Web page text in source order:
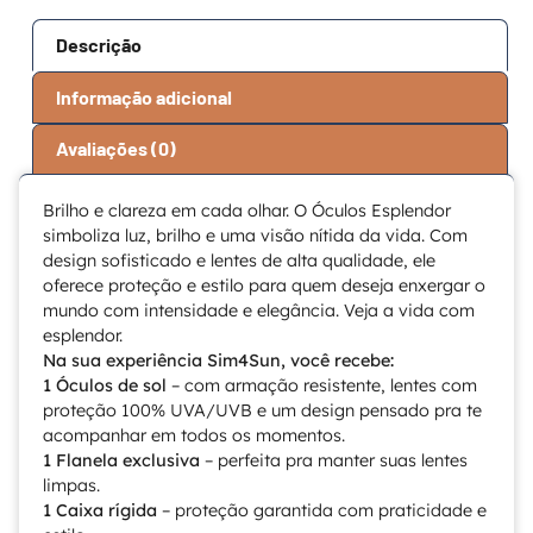
Descrição
Informação adicional
Avaliações (0)
Brilho e clareza em cada olhar. O Óculos Esplendor
simboliza luz, brilho e uma visão nítida da vida. Com
design sofisticado e lentes de alta qualidade, ele
oferece proteção e estilo para quem deseja enxergar o
mundo com intensidade e elegância. Veja a vida com
esplendor.
Na sua experiência Sim4Sun, você recebe:
1 Óculos de sol – com armação resistente, lentes com
proteção 100% UVA/UVB e um design pensado pra te
acompanhar em todos os momentos.
1 Flanela exclusiva – perfeita pra manter suas lentes
limpas.
1 Caixa rígida – proteção garantida com praticidade e